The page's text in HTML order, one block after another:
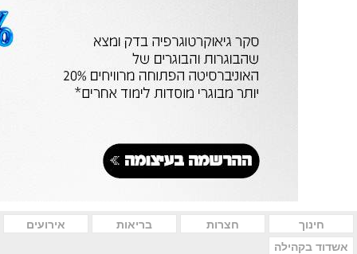
חינוך חצרות בריאות
אירועים
אשדוד בקהילה